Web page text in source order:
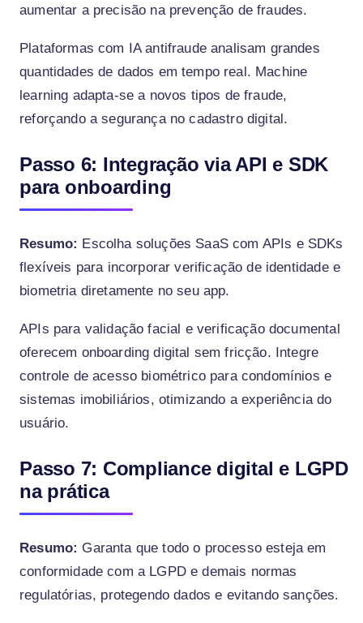
aumentar a precisão na prevenção de fraudes.
Plataformas com IA antifraude analisam grandes
quantidades de dados em tempo real. Machine
learning adapta-se a novos tipos de fraude,
reforçando a segurança no cadastro digital.
Passo 6: Integração via API e SDK
para onboarding
Resumo: Escolha soluções SaaS com APIs e SDKs
flexíveis para incorporar verificação de identidade e
biometria diretamente no seu app.
APIs para validação facial e verificação documental
oferecem onboarding digital sem fricção. Integre
controle de acesso biométrico para condomínios e
sistemas imobiliários, otimizando a experiência do
usuário.
Passo 7: Compliance digital e LGPD
na prática
Resumo: Garanta que todo o processo esteja em
conformidade com a LGPD e demais normas
regulatórias, protegendo dados e evitando sanções.